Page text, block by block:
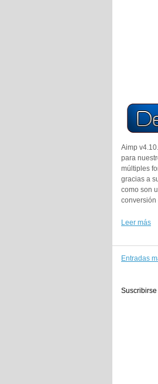
Aimp
para
múltiples
gracias a
como son
conversión
Leer más
Entradas
Suscribirse